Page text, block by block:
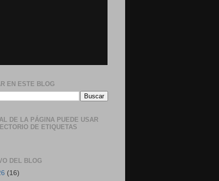
EN ESTE BLOG
DE LA PÁGINA PUEDE USAR
DE ETIQUETAS
DEL BLOG
(16)